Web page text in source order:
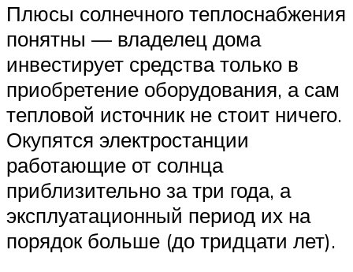
Плюсы солнечного теплоснабжения
понятны — владелец дома
инвестирует средства только в
приобретение оборудования, а сам
тепловой источник не стоит ничего.
Окупятся электростанции
работающие от солнца
приблизительно за три года, а
эксплуатационный период их на
порядок больше (до тридцати лет).